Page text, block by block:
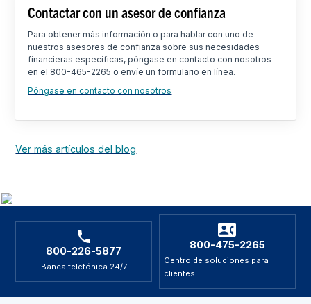
Contactar con un asesor de confianza
Para obtener más información o para hablar con uno de
nuestros asesores de confianza sobre sus necesidades
financieras específicas, póngase en contacto con nosotros
en el 800-465-2265 o envíe un formulario en línea.
Póngase en contacto con nosotros
Ver más artículos del blog
800-226-5877
Banca telefónica 24/7
800-475-2265
Centro de soluciones para
clientes